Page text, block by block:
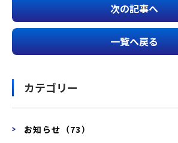
次の記事へ
一覧へ戻る
カテゴリー
お知らせ（73）